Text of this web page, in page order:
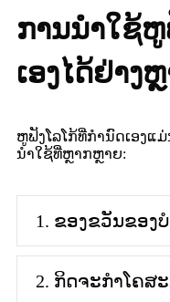
ການນຳໃຊ້
ເອງໄດ້ຢ່າງ
ຫູຟັງໂລໂກ້ທີ່ກຳນົດເອງແ
ນຳໃຊ້ທີ່ຫຼາກຫຼາຍ:
1. ຂອງຂວັນຂອງ
2. ກິດຈະກຳໂຄສ